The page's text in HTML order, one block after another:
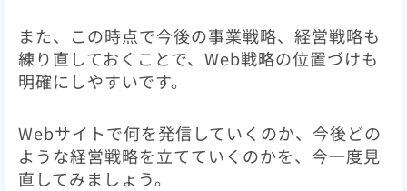
また、この時点で今後の事業戦略、経営戦略も
練り直しておくことで、Web戦略の位置づけも
明確にしやすいです。
Webサイトで何を発信していくのか、今後どの
ような経営戦略を立てていくのかを、今一度見
直してみましょう。